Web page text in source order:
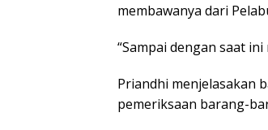
membawanya dari
“Sampai dengan saat
Priandhi menjelasakan
pemeriksaan barang-